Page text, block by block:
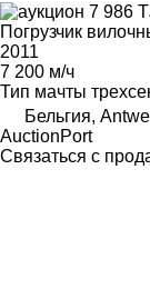
7 986
Погрузчик
2011
7 200 м/ч
Тип мачты
Бельгия,
AuctionPort
Связаться с